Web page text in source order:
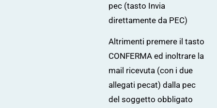
pec (tasto Invia
direttamente da PEC)
Altrimenti premere il tasto
CONFERMA ed inoltrare la
mail ricevuta (con i due
allegati pecat) dalla pec
del soggetto obbligato